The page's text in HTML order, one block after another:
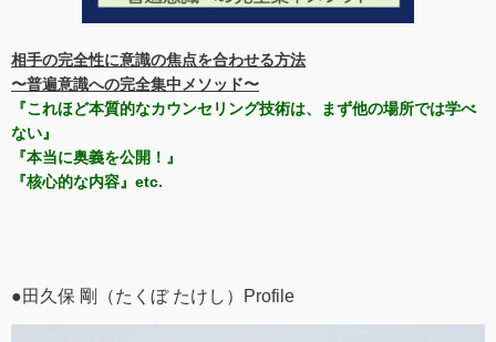
相手の完全性に意識の焦点を合わせる方法
〜普遍意識への完全集中メソッド〜
『これほど本質的なカウンセリング技術は、まず他の場所では学べ
ない』
『本当に奥義を公開！』
『核心的な内容』etc.
●田久保 剛（たくぼ たけし）Profile